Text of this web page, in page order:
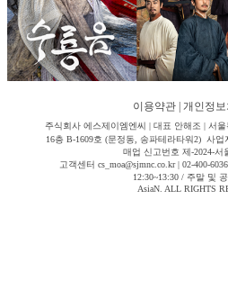
이용약관 개인정보
주식회사 에스제이엠엔씨 | 대표 안해조 | 서
16층 B-1609호 (문정동, 송파테라타워2) 사업
매업 신고번호 제-2024-서
고객센터 cs_moa@sjmnc.co.kr | 02-400-
12:30~13:30 / 주말 및
AsiaN. ALL RIGHTS